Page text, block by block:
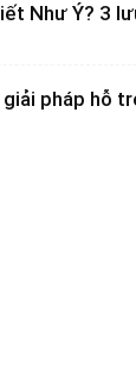
Như Ý? 3
giải pháp hỗ